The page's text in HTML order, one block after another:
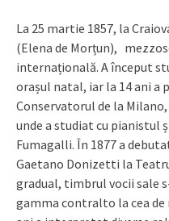
La 25 martie 1857, la
(Elena de Morțun),
internațională. A început
orașul natal, iar la 14 ani a
Conservatorul de la
unde a studiat cu pianistul
Fumagalli. În 1877 a
Gaetano Donizetti la
gradual, timbrul vocii sale
gamma contralto la cea